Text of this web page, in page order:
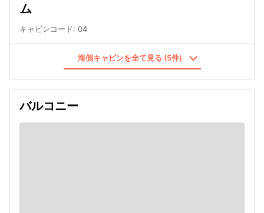
ム
キャビンコード: 04
海側キャビンを全て見る (5件)
バルコニー